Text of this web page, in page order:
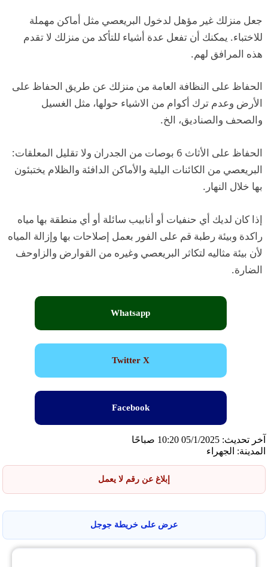
جعل منزلك غير مؤهل لدخول البريعصي مثل أماكن مهملة
للاختباء. يمكنك أن تفعل عدة أشياء للتأكد من منزلك لا تقدم
هذه المرافق لهم.
الحفاظ على النظافة العامة من منزلك عن طريق الحفاظ على
الأرض وعدم ترك أكوام من الاشياء حولها، مثل الغسيل
والصحف والصناديق، الخ.
الحفاظ على الأثاث 6 بوصات من الجدران ولا تقليل المعلقات:
البريعصي من الكائنات اليلية والأماكن الدافئة والظلام يختبئون
بها خلال النهار.
إذا كان لديك أي حنفيات أو أنابيب سائلة أو أي منطقة بها مياه
راكدة وبيئة رطبة قم على الفور بعمل إصلاحات بها وإزالة المياه
لأن بيئة مثاليه لتكاثر البريعصي وغيره من القوارض والزاوحف
الضارة.
Whatsapp
Twitter X
Facebook
آخر تحديث: 05/1/2025 10:20 صباحًا
المدينة: الجهراء
إبلاغ عن رقم لا يعمل
عرض على خريطة جوجل